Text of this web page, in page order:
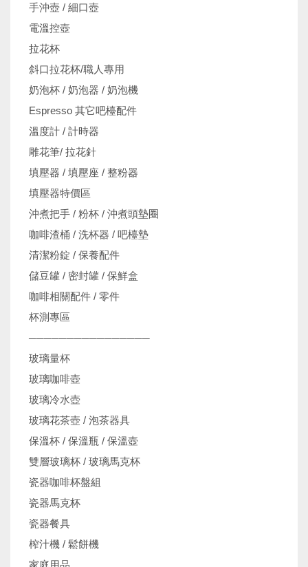
手沖壺 / 細口壺
電溫控壺
拉花杯
斜口拉花杯/職人專用
奶泡杯 / 奶泡器 / 奶泡機
Espresso 其它吧檯配件
溫度計 / 計時器
雕花筆/ 拉花針
填壓器 / 填壓座 / 整粉器
填壓器特價區
沖煮把手 / 粉杯 / 沖煮頭墊圈
咖啡渣桶 / 洗杯器 / 吧檯墊
清潔粉錠 / 保養配件
儲豆罐 / 密封罐 / 保鮮盒
咖啡相關配件 / 零件
杯測專區
────────────────
玻璃量杯
玻璃咖啡壺
玻璃冷水壺
玻璃花茶壺 / 泡茶器具
保溫杯 / 保溫瓶 / 保溫壺
雙層玻璃杯 / 玻璃馬克杯
瓷器咖啡杯盤組
瓷器馬克杯
瓷器餐具
榨汁機 / 鬆餅機
家庭用品